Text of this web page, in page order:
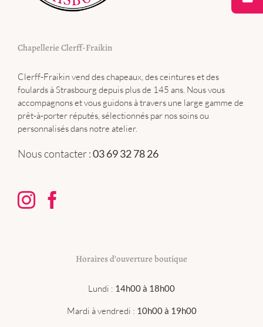
Chapellerie Clerff-Fraikin
Clerff-Fraikin vend des chapeaux, des ceintures et des
foulards à Strasbourg depuis plus de 145 ans. Nous vous
accompagnons et vous guidons à travers une large gamme de
prêt-à-porter réputés, sélectionnés par nos soins ou
personnalisés dans notre atelier.
Nous contacter :03 69 32 78 26
Horaires d’ouverture boutique
Lundi : 14h00 à 18h00
Mardi à vendredi : 10h00 à 19h00